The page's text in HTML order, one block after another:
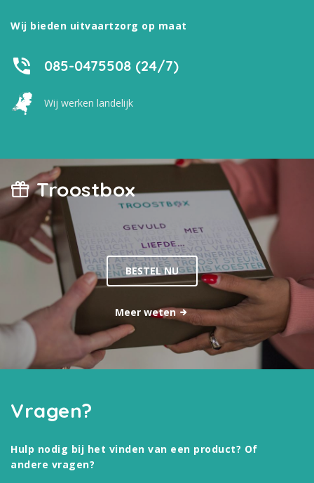
Wij bieden uitvaartzorg op maat
085-0475508 (24/7)
Wij werken landelijk
Troostbox
BESTEL NU
Meer weten
Vragen?
Hulp nodig bij het vinden van een product? Of
andere vragen?